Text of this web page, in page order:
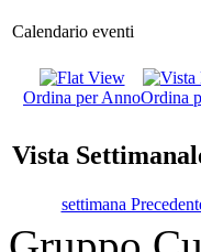
Calendario eventi
Ordina per AnnoOrdina
Vista
settimana